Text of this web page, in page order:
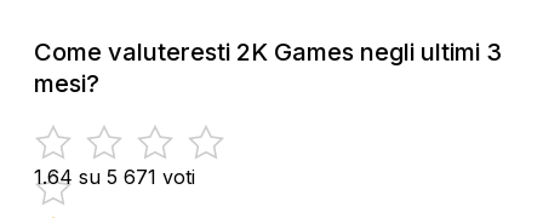
Come valuteresti 2K Games negli ultimi 3
mesi?
1.64 su 5 671 voti